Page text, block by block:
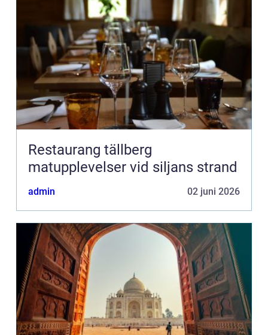
Restaurang tällberg
matupplevelser vid siljans strand
admin 02 juni 2026